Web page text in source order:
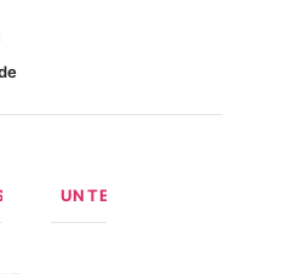
UNTERSTÜTZEN